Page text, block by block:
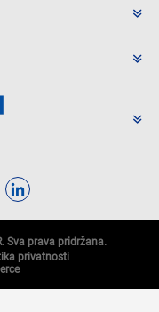
Sva prava pridržana.
privatnosti